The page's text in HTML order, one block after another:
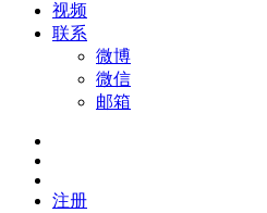
视频
联系
微博
微信
邮箱
注册